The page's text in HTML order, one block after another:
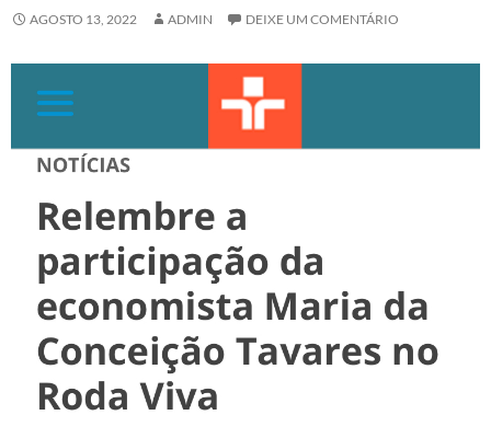
AGOSTO 13, 2022 ADMIN DEIXE UM COMENTÁRIO